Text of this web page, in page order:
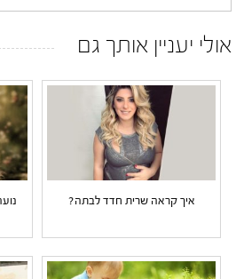
אולי יעניין אותך גם
איך קראה שרית חדד לבתה?